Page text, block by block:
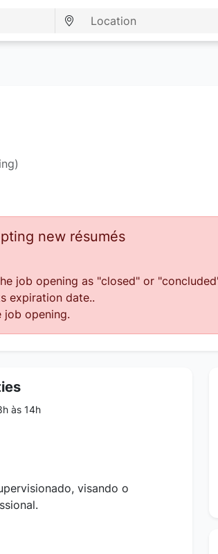
new résumés
job opening as "closed" or
expiration date..
job opening.
às 14h
visando o